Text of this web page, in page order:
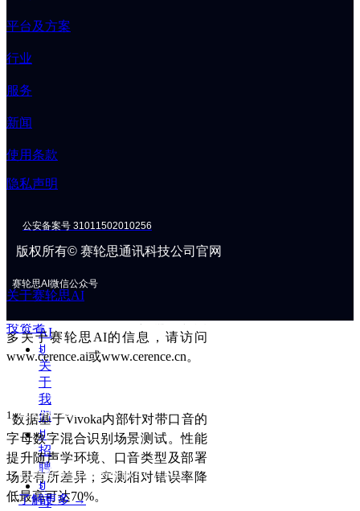
ꀂ
体
报
道
者
关
赛
轮
AI
ꀂ
关
于
我
们
ꀂ
招
聘
ꀂ
可
可量化的效率与准确性提升，帮助
适配全行业并实现高效应
Couvreur表示。“与赛轮思AI拓展长
期合作，是我们在物流与现场服务
要一步，而语音技术将真正重塑这
欲了解更多关于Vivoka的信息，请
访问www.vivoka.com。如需了解更
多关于赛轮思AI的信息，请访问
www.cerence.ai或www.cerence.cn。
1 数据基于Vivoka内部针对带口音的
字母数字混合识别场景测试。性能
提升随声学环境、口音类型及部署
场景有所差异；实测相对错误率降
低最高可达70%。
2026-07-17
打造安全可靠的车载
了解更多 →
2026-07-24
打造安全可靠的车载AI（下）
了解更多 →
平台及方案
行业
服务
新闻
使用条款
隐私声明
公安备案号 31011502010256
版权所有© 赛轮思通讯科技公司官网
赛轮思AI 微信公众号
关于赛轮思AI
投资者